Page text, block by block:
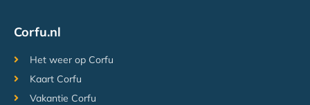
Corfu.nl
Het weer op Corfu
Kaart Corfu
Vakantie Corfu